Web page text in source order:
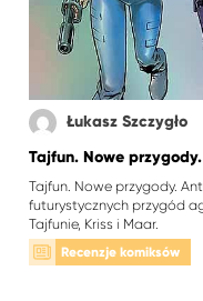
Łukasz Szczygło
Tajfun. Nowe
Tajfun. Nowe przygody.
futurystycznych przygód
Tajfunie, Kriss i Maar.
Recenzje komiksów